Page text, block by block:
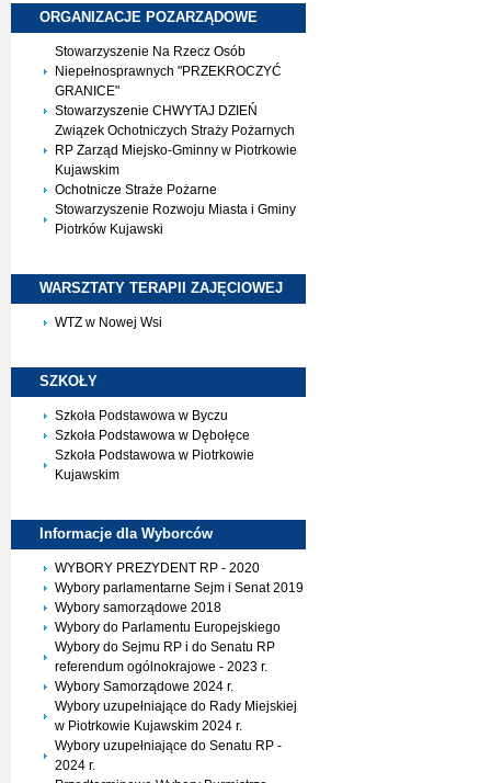
ORGANIZACJE POZARZĄDOWE
Stowarzyszenie Na Rzecz Osób
Niepełnosprawnych "PRZEKROCZYĆ
GRANICE"
Stowarzyszenie CHWYTAJ DZIEŃ
Związek Ochotniczych Straży Pożarnych
RP Zarząd Miejsko-Gminny w Piotrkowie
Kujawskim
Ochotnicze Straże Pożarne
Stowarzyszenie Rozwoju Miasta i Gminy
Piotrków Kujawski
WARSZTATY TERAPII ZAJĘCIOWEJ
WTZ w Nowej Wsi
SZKOŁY
Szkoła Podstawowa w Byczu
Szkoła Podstawowa w Dębołęce
Szkoła Podstawowa w Piotrkowie
Kujawskim
Informacje dla Wyborców
WYBORY PREZYDENT RP - 2020
Wybory parlamentarne Sejm i Senat 2019
Wybory samorządowe 2018
Wybory do Parlamentu Europejskiego
Wybory do Sejmu RP i do Senatu RP
referendum ogólnokrajowe - 2023 r.
Wybory Samorządowe 2024 r.
Wybory uzupełniające do Rady Miejskiej
w Piotrkowie Kujawskim 2024 r.
Wybory uzupełniające do Senatu RP -
2024 r.